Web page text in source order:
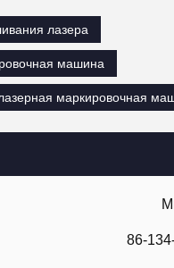
86-
лазера
машина
маркировочная